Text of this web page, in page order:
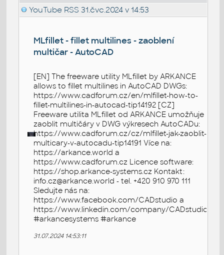
YouTube RSS 31.čvc.2024 v 14:53
MLfillet - fillet multilines - zaoblení
multičar - AutoCAD
[EN] The freeware utility MLfillet by ARKANCE
allows to fillet multilines in AutoCAD DWGs:
https://www.cadforum.cz/en/mlfillet-how-to-
fillet-multilines-in-autocad-tip14192 [CZ]
Freeware utilita MLfillet od ARKANCE umožňuje
zaoblit multičáry v DWG výkresech AutoCADu:
https://www.cadforum.cz/cz/mlfillet-jak-zaoblit-
multicary-v-autocadu-tip14191 Více na:
https://arkance.world a
https://www.cadforum.cz Licence software:
https://shop.arkance-systems.cz Kontakt:
info.cz@arkance.world - tel. +420 910 970 111
Sledujte nás na:
https://www.facebook.com/CADstudio a
https://www.linkedin.com/company/CADstudio
#arkancesystems #arkance
31.07.2024 14:53:11